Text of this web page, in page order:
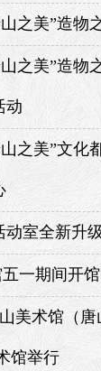
之美”造物
之美”造物
动
山之美”文
室全新升级
一期间开
美术馆（唐
馆举行